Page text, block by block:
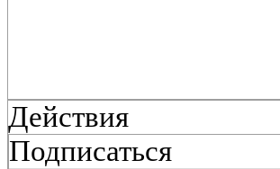
Действия
Подписаться